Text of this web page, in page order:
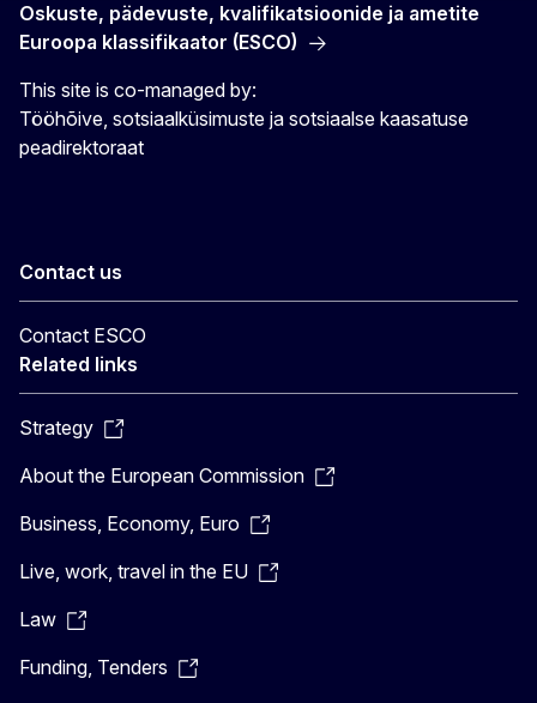
Oskuste, pädevuste, kvalifikatsioonide ja ametite
Euroopa klassifikaator (ESCO)
This site is co-managed by:
Tööhõive, sotsiaalküsimuste ja sotsiaalse kaasatuse
peadirektoraat
Contact us
Contact ESCO
Related links
Strategy
About the European Commission
Business, Economy, Euro
Live, work, travel in the EU
Law
Funding, Tenders